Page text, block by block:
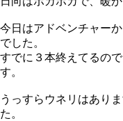
今日はアドベンチャー
でした。
すでに３本終えてるの
す。
うっすらウネリはあり
た。